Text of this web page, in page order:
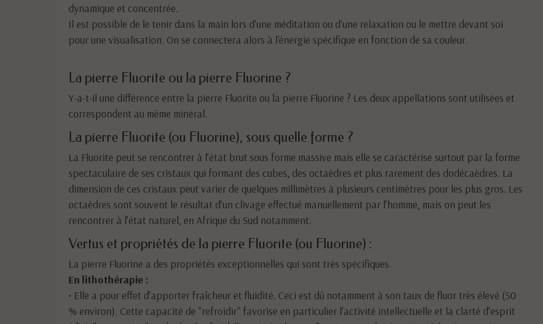
dynamique et concentrée.
Il est possible de le tenir dans la main lors d'une méditation ou d'une relaxation ou le mettre devant soi
pour une visualisation. On se connectera alors à l'énergie spécifique en fonction de sa couleur.
La pierre Fluorite ou la pierre Fluorine ?
Y-a-t-il une différence entre la pierre Fluorite ou la pierre Fluorine ? Les deux appellations sont utilisées et
correspondent au même minéral.
La pierre Fluorite (ou Fluorine), sous quelle forme ?
La Fluorite peut se rencontrer à l’état brut sous forme massive mais elle se caractérise surtout par la forme
spectaculaire de ses cristaux qui formant des cubes, des octaèdres et plus rarement des dodécaèdres. La
dimension de ces cristaux peut varier de quelques millimètres à plusieurs centimètres pour les plus gros. Les
octaèdres sont souvent le résultat d’un clivage effectué manuellement par l’homme, mais on peut les
rencontrer à l’état naturel, en Afrique du Sud notamment.
Vertus et propriétés de la pierre Fluorite (ou Fluorine) :
La pierre Fluorine a des propriétés exceptionnelles qui sont très spécifiques.
En lithothérapie :
• Elle a pour effet d’apporter fraîcheur et fluidité. Ceci est dû notamment à son taux de fluor très élevé (50
% environ). Cette capacité de "refroidir" favorise en particulier l’activité intellectuelle et la clarté d’esprit